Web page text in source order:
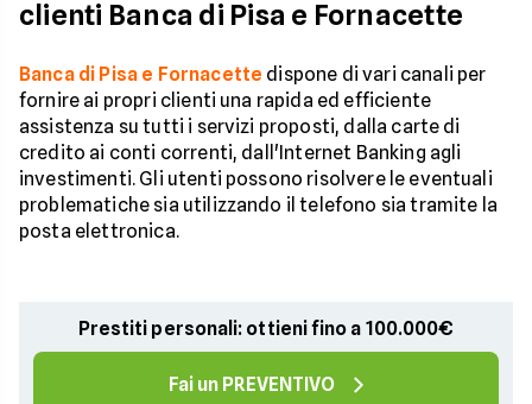
clienti Banca di Pisa e Fornacette
Banca di Pisa e Fornacette dispone di vari canali per
fornire ai propri clienti una rapida ed efficiente
assistenza su tutti i servizi proposti, dalla carte di
credito ai conti correnti, dall'Internet Banking agli
investimenti. Gli utenti possono risolvere le eventuali
problematiche sia utilizzando il telefono sia tramite la
posta elettronica.
Prestiti personali: ottieni fino a 100.000€
Fai un PREVENTIVO